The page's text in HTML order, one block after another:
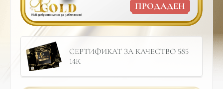
ПРОДАДЕН
СЕРТИФИКАТ ЗА КАЧЕСТВО 585
14К